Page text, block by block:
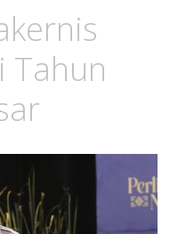
Tahun